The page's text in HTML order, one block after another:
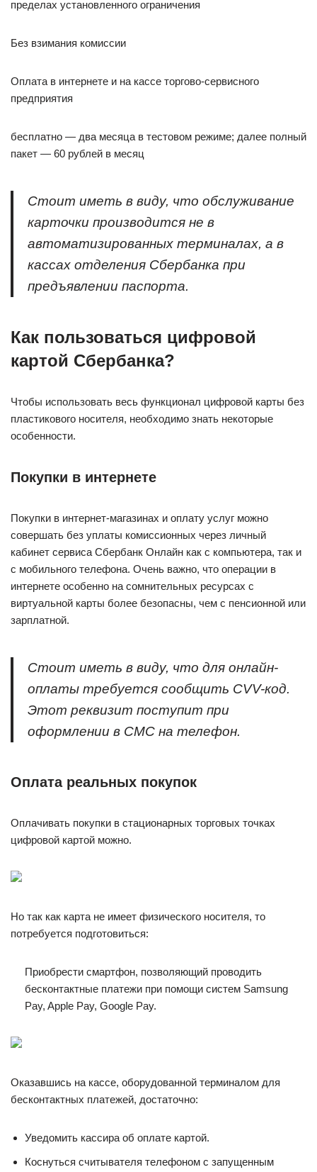
пределах установленного ограничения
Без взимания комиссии
Оплата в интернете и на кассе торгово-сервисного
предприятия
бесплатно — два месяца в тестовом режиме; далее полный
пакет — 60 рублей в месяц
Стоит иметь в виду, что обслуживание
карточки производится не в
автоматизированных терминалах, а в
кассах отделения Сбербанка при
предъявлении паспорта.
Как пользоваться цифровой
картой Сбербанка?
Чтобы использовать весь функционал цифровой карты без
пластикового носителя, необходимо знать некоторые
особенности.
Покупки в интернете
Покупки в интернет-магазинах и оплату услуг можно
совершать без уплаты комиссионных через личный
кабинет сервиса Сбербанк Онлайн как с компьютера, так и
с мобильного телефона. Очень важно, что операции в
интернете особенно на сомнительных ресурсах с
виртуальной карты более безопасны, чем с пенсионной или
зарплатной.
Стоит иметь в виду, что для онлайн-
оплаты требуется сообщить CVV-код.
Этот реквизит поступит при
оформлении в СМС на телефон.
Оплата реальных покупок
Оплачивать покупки в стационарных торговых точках
цифровой картой можно.
Но так как карта не имеет физического носителя, то
потребуется подготовиться:
Приобрести смартфон, позволяющий проводить
бесконтактные платежи при помощи систем Samsung
Pay, Apple Pay, Google Pay.
Оказавшись на кассе, оборудованной терминалом для
бесконтактных платежей, достаточно:
Уведомить кассира об оплате картой.
Коснуться считывателя телефоном с запущенным